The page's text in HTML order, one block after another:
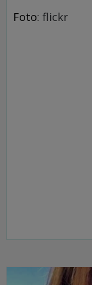
Foto: flickr